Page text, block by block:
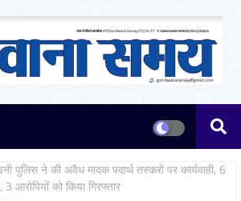
पुलिस ने की अवैध मादक पदार्थ तस्करों पर कार्यवाही, 6
आरोपियों को किया गिरफ्तार